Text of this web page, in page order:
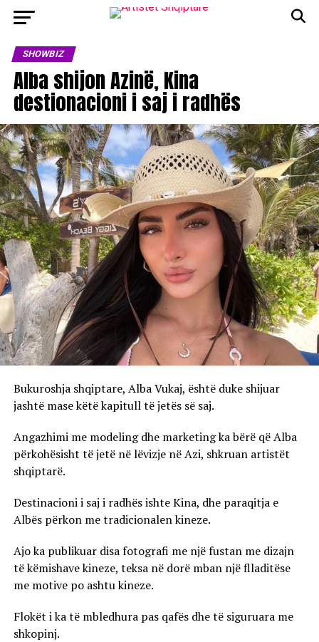
SHOWBIZ
Alba shijon Azinë, Kina
destionacioni i saj i radhës
Bukuroshja shqiptare, Alba Vukaj, është duke shijuar
jashtë mase këtë kapitull të jetës së saj.
Angazhimi me modeling dhe marketing ka bërë që Alba
përkohësisht të jetë në lëvizje në Azi, shkruan artistët
shqiptarë.
Destinacioni i saj i radhës ishte Kina, dhe paraqitja e
Albës përkon me tradicionalen kineze.
Ajo ka publikuar disa fotografi me një fustan me dizajn
të këmishave kineze, teksa në dorë mban një flladitëse
me motive po ashtu kineze.
Flokët i ka të mbledhura pas qafës dhe të siguruara me
shkopinj.